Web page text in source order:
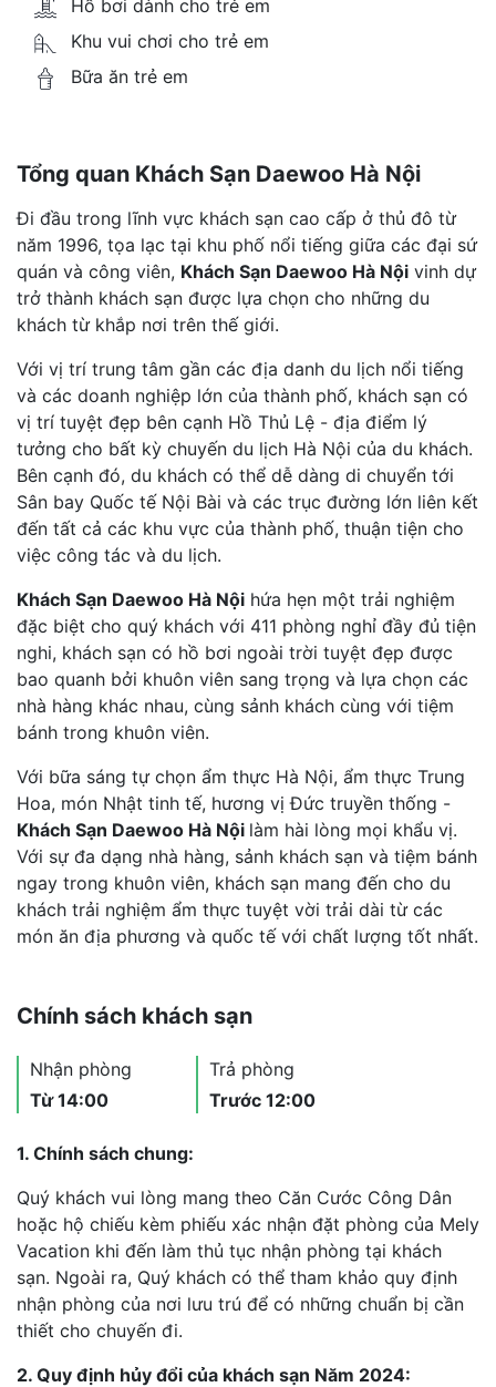
Hồ bơi dành cho trẻ em
Khu vui chơi cho trẻ em
Bữa ăn trẻ em
Tổng quan Khách Sạn Daewoo Hà Nội
Đi đầu trong lĩnh vực khách sạn cao cấp ở thủ đô từ
năm 1996, tọa lạc tại khu phố nổi tiếng giữa các đại sứ
quán và công viên, Khách Sạn Daewoo Hà Nội vinh dự
trở thành khách sạn được lựa chọn cho những du
khách từ khắp nơi trên thế giới.
Với vị trí trung tâm gần các địa danh du lịch nổi tiếng
và các doanh nghiệp lớn của thành phố, khách sạn có
vị trí tuyệt đẹp bên cạnh Hồ Thủ Lệ - địa điểm lý
tưởng cho bất kỳ chuyến du lịch Hà Nội của du khách.
Bên cạnh đó, du khách có thể dễ dàng di chuyển tới
Sân bay Quốc tế Nội Bài và các trục đường lớn liên kết
đến tất cả các khu vực của thành phố, thuận tiện cho
việc công tác và du lịch.
Khách Sạn Daewoo Hà Nội hứa hẹn một trải nghiệm
đặc biệt cho quý khách với 411 phòng nghỉ đầy đủ tiện
nghi, khách sạn có hồ bơi ngoài trời tuyệt đẹp được
bao quanh bởi khuôn viên sang trọng và lựa chọn các
nhà hàng khác nhau, cùng sảnh khách cùng với tiệm
bánh trong khuôn viên.
Với bữa sáng tự chọn ẩm thực Hà Nội, ẩm thực Trung
Hoa, món Nhật tinh tế, hương vị Đức truyền thống -
Khách Sạn Daewoo Hà Nội làm hài lòng mọi khẩu vị.
Với sự đa dạng nhà hàng, sảnh khách sạn và tiệm bánh
ngay trong khuôn viên, khách sạn mang đến cho du
khách trải nghiệm ẩm thực tuyệt vời trải dài từ các
món ăn địa phương và quốc tế với chất lượng tốt nhất.
Chính sách khách sạn
Nhận phòng
Từ 14:00
Trả phòng
Trước 12:00
1. Chính sách chung:
Quý khách vui lòng mang theo Căn Cước Công Dân
hoặc hộ chiếu kèm phiếu xác nhận đặt phòng của Mely
Vacation khi đến làm thủ tục nhận phòng tại khách
sạn. Ngoài ra, Quý khách có thể tham khảo quy định
nhận phòng của nơi lưu trú để có những chuẩn bị cần
thiết cho chuyến đi.
2. Quy định hủy đổi của khách sạn Năm 2024: